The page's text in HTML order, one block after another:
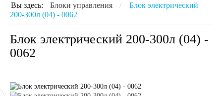
Вы здесь: Блоки управления /
Блок электрический
200-300л (04) - 0062
Блок электрический 200-300л (04) -
0062